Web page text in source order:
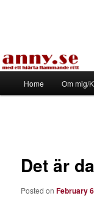
Tapirhen
Home Om mig/
Det är
Posted onFebruary